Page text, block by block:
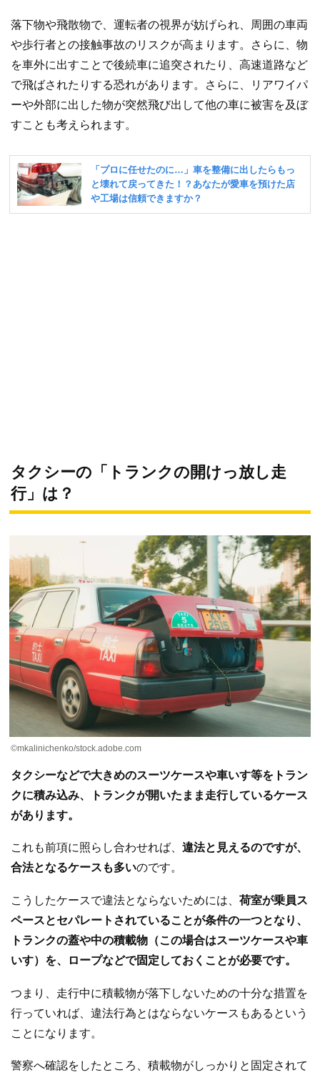
落下物や飛散物で、運転者の視界が妨げられ、周囲の車両
や歩行者との接触事故のリスクが高まります。さらに、物
を車外に出すことで後続車に追突されたり、高速道路など
で飛ばされたりする恐れがあります。さらに、リアワイパ
ーや外部に出した物が突然飛び出して他の車に被害を及ぼ
すことも考えられます。
タクシーの「トランクの開けっ放し走
行」は？
©mkalinichenko/stock.adobe.com
タクシーなどで大きめのスーツケースや車いす等をトラン
クに積み込み、トランクが開いたまま走行しているケース
があります。
これも前項に照らし合わせれば、 違法と見えるのですが、
合法となるケースも多いのです。
こうしたケースで違法とならないためには、 荷室が乗員ス
ペースとセパレートされていることが条件の一つとなり、
トランクの蓋や中の積載物（この場合はスーツケースや車
いす）を、ロープなどで固定しておくことが必要です。
つまり、走行中に積載物が落下しないための十分な措置を
行っていれば、違法行為とはならないケースもあるという
ことになります。
警察へ確認をしたところ、積載物がしっかりと固定されて